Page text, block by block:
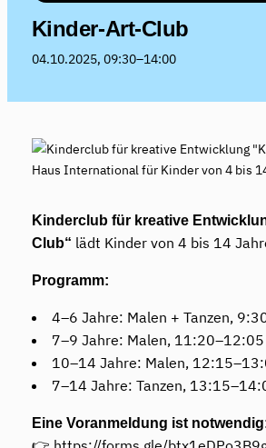
Kinder-Art-Club
04.10.2025, 09:30–14:00
Kinderclub für kreative
Club“ lädt Kinder von 4 bis 14
Programm:
4–6 Jahre: Malen + Tanzen,
7–9 Jahre: Malen,
10–14 Jahre: Malen,
7–14 Jahre: Tanzen,
Eine Voranmeldung ist